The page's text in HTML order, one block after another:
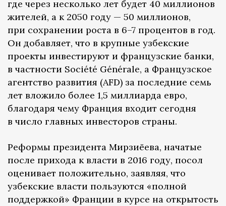
где через несколько лет будет 40 миллионов
жителей, а к 2050 году — 50 миллионов,
при сохранении роста в 6–7 процентов в год.
Он добавляет, что в крупные узбекские
проекты инвестируют и французские банки,
в частности Société Générale, а Французское
агентство развития (AFD) за последние семь
лет вложило более 1,5 миллиарда евро,
благодаря чему Франция входит сегодня
в число главных инвесторов страны.
Реформы президента Мирзиёева, начатые
после прихода к власти в 2016 году, посол
оценивает положительно, заявляя, что
узбекские власти пользуются «полной
поддержкой» Франции в курсе на открытость